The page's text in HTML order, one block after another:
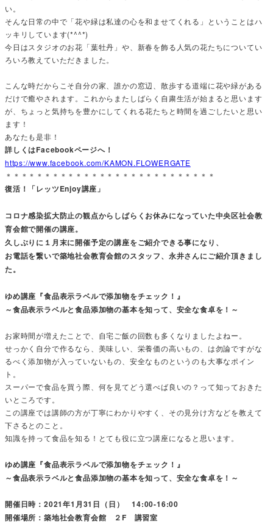
い。
そんな日常の中で「花や緑は私達の心を和ませてくれる」ということはハ
ッキリしています(*^^*)
今日はスタジオのお花「葉牡丹」や、新春を飾る人気の花たちについてい
ろいろ教えていただきました。
こんな時だからこそ自分の家、誰かの窓辺、散歩する道端に花や緑がある
だけで癒やされます。これからまたしばらく自粛生活が始まると思います
が、ちょっと気持ちを豊かにしてくれる花たちと時間を過ごしたいと思い
ます！
あなたも是非！
詳しくはFacebookページへ！
https://www.facebook.com/KAMON.FLOWERGATE
＊＊＊＊＊＊＊＊＊＊＊＊＊＊＊＊＊＊＊＊＊＊＊＊＊＊＊
復活！「レッツEnjoy講座」
コロナ感染拡大防止の観点からしばらくお休みになっていた中央区社会教
育会館で開催の講座。
久しぶりに１月末に開催予定の講座をご紹介できる事になり、
お電話を繋いで築地社会教育会館のスタッフ、永井さんにご紹介頂きまし
た。
ゆめ講座『食品表示ラベルで添加物をチェック！』
～食品表示ラベルと食品添加物の基本を知って、安全な食卓を！～
お家時間が増えたことで、自宅ご飯の回数も多くなりましたよねー。
せっかく自分で作るなら、美味しい、栄養価の高いもの、は勿論ですがな
るべく添加物が入っていないもの、安全なものというのも大事なポイン
ト。
スーパーで食品を買う際、何を見てどう選べば良いの？って知っておきた
いところです。
この講座では講師の方が丁寧にわかりやすく、その見分け方などを教えて
下さるとのこと。
知識を持って食品を知る！とても役に立つ講座になると思います。
ゆめ講座『食品表示ラベルで添加物をチェック！』
～食品表示ラベルと食品添加物の基本を知って、安全な食卓を！～
開催日時：2021年1月31日（日） 14:00-16:00
開催場所：築地社会教育会館 ２F 講習室